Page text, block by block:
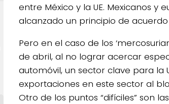
entre México y la UE. Mexicanos
alcanzado un principio de acuerdo
Pero en el caso de los
de abril, al no lograr acercar
automóvil, un sector clave para la
exportaciones en este sector al
Otro de los puntos “difíciles” son